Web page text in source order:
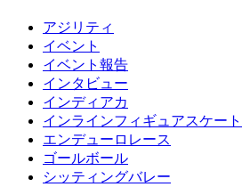
アジリティ
イベント
イベント報告
インタビュー
インディアカ
インラインフィギュアスケート
エンデューロレース
ゴールボール
シッティングバレー